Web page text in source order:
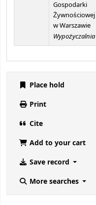
Gospodarki
Żywnościowej
w Warszawie
Wypożyczalnia
Place hold
Print
Cite
Add to your cart
Save record
More searches